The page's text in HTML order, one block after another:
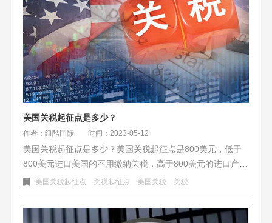
美国关税起征点是多少？
作者：纽酷国际 时间：2023-05-12
美国关税起征点是多少？美国关税起征点是800美元，低于
800美元进口美国的不用缴纳关税，高于800美元的进口产品
需要向美国海关缴纳关税。关税可以根据商品的HS编码查
美国关税起征点 关税起征点 美国关税 关税